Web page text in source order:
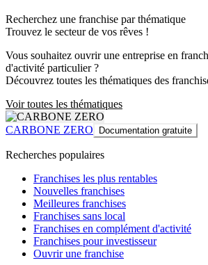
Recherchez une franchise par thématique
Trouvez le secteur de vos rêves !
Vous souhaitez ouvrir une entreprise en
d'activité particulier ?
Découvrez toutes les thématiques des
Voir toutes les thématiques
CARBONE ZERO Documentation gratuite
Recherches populaires
Franchises les plus rentables
Nouvelles franchises
Meilleures franchises
Franchises sans local
Franchises en complément d'activité
Franchises pour investisseur
Ouvrir une franchise